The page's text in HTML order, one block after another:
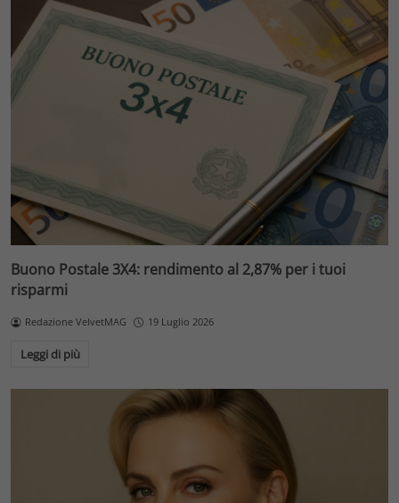
Buono Postale 3X4: rendimento al 2,87% per i tuoi
risparmi
Redazione VelvetMAG 19 Luglio 2026
Leggi di più